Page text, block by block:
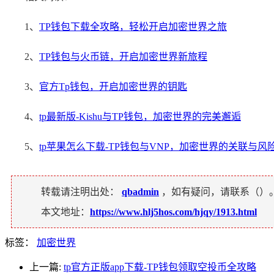
1、 TP钱包下载全攻略，轻松开启加密世界之旅
2、 TP钱包与火币链，开启加密世界新旅程
3、 官方Tp钱包，开启加密世界的钥匙
4、 tp最新版-Kishu与TP钱包，加密世界的完美邂逅
5、 tp苹果怎么下载-TP钱包与VNP，加密世界的关联与风
转载请注明出处： qbadmin ，如有疑问，请联系（）
本文地址： https://www.hlj5hos.com/hjqy/1913.html
标签： 加密世界
上一篇: tp官方正版app下载-TP钱包领取空投币全攻略